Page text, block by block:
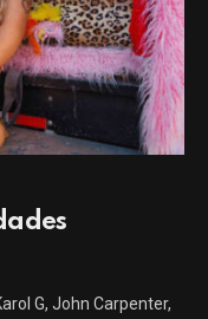
G, John Carpenter,